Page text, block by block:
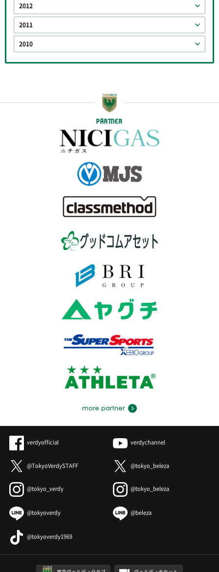
2012
2011
2010
PARTNER
more partner
verdyofficial verdychannel
@TokyoVerdySTAFF @tokyo_beleza
@tokyo_verdy @tokyo_beleza
@tokyoverdy @beleza
@tokyoverdy1969